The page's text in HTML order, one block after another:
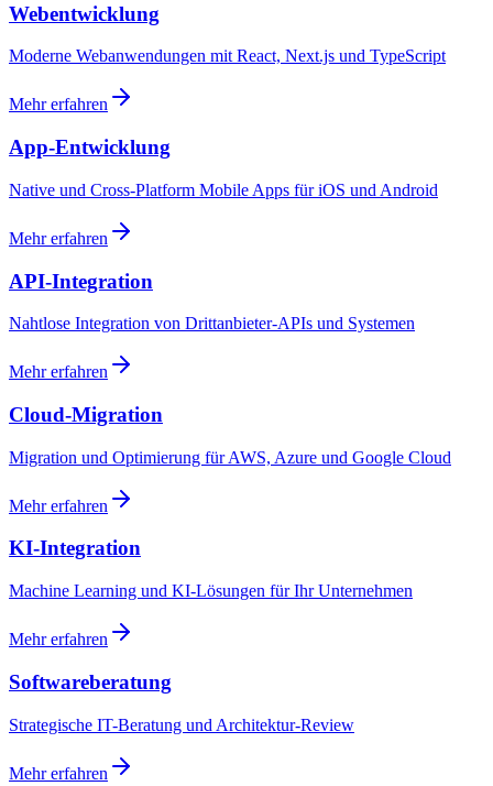
Webentwicklung
Moderne Webanwendungen mit React, Next.js und TypeScript
Mehr erfahren
App-Entwicklung
Native und Cross-Platform Mobile Apps für iOS und Android
Mehr erfahren
API-Integration
Nahtlose Integration von Drittanbieter-APIs und Systemen
Mehr erfahren
Cloud-Migration
Migration und Optimierung für AWS, Azure und Google Cloud
Mehr erfahren
KI-Integration
Machine Learning und KI-Lösungen für Ihr Unternehmen
Mehr erfahren
Softwareberatung
Strategische IT-Beratung und Architektur-Review
Mehr erfahren